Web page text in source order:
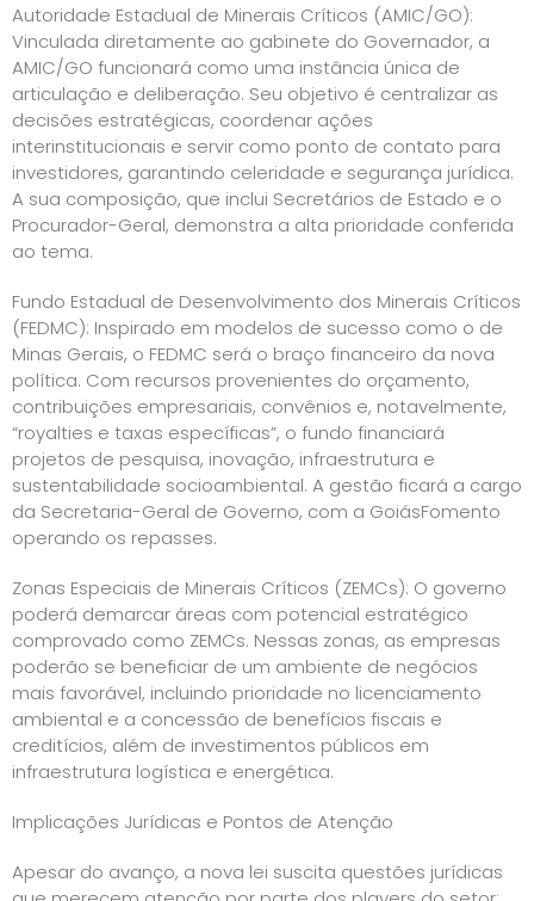
Autoridade Estadual de Minerais Críticos (AMIC/GO):
Vinculada diretamente ao gabinete do Governador, a
AMIC/GO funcionará como uma instância única de
articulação e deliberação. Seu objetivo é centralizar as
decisões estratégicas, coordenar ações
interinstitucionais e servir como ponto de contato para
investidores, garantindo celeridade e segurança jurídica.
A sua composição, que inclui Secretários de Estado e o
Procurador-Geral, demonstra a alta prioridade conferida
ao tema.
Fundo Estadual de Desenvolvimento dos Minerais Críticos
(FEDMC): Inspirado em modelos de sucesso como o de
Minas Gerais, o FEDMC será o braço financeiro da nova
política. Com recursos provenientes do orçamento,
contribuições empresariais, convênios e, notavelmente,
“royalties e taxas específicas”, o fundo financiará
projetos de pesquisa, inovação, infraestrutura e
sustentabilidade socioambiental. A gestão ficará a cargo
da Secretaria-Geral de Governo, com a GoiásFomento
operando os repasses.
Zonas Especiais de Minerais Críticos (ZEMCs): O governo
poderá demarcar áreas com potencial estratégico
comprovado como ZEMCs. Nessas zonas, as empresas
poderão se beneficiar de um ambiente de negócios
mais favorável, incluindo prioridade no licenciamento
ambiental e a concessão de benefícios fiscais e
creditícios, além de investimentos públicos em
infraestrutura logística e energética.
Implicações Jurídicas e Pontos de Atenção
Apesar do avanço, a nova lei suscita questões jurídicas